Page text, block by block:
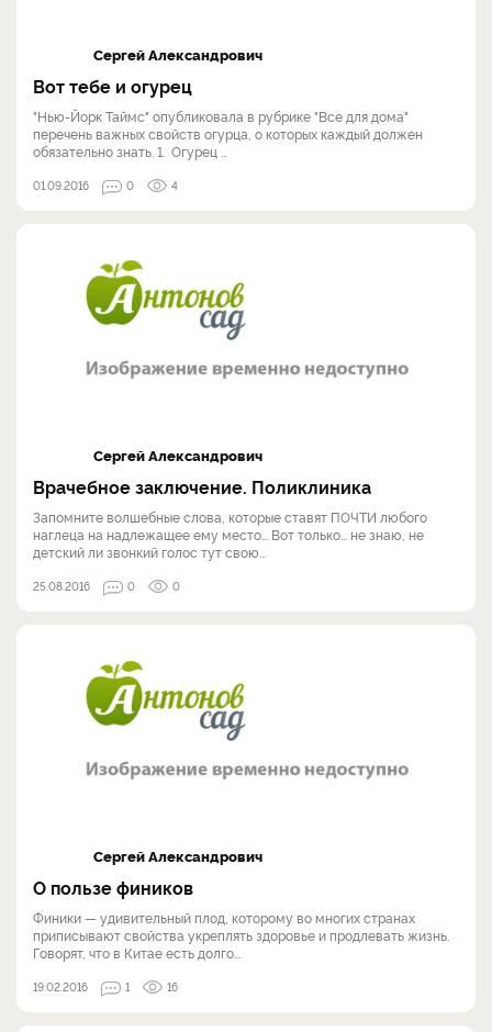
Сергей Александрович
Вот тебе и огурец
"Нью-Йорк Таймс" опубликовала в рубрике "Все для дома"
перечень важных свойств огурца, о которых каждый должен
обязательно знать. 1. Огурец ...
01.09.2016 0 4
Сергей Александрович
Врачебное заключение. Поликлиника
Запомните волшебные слова, которые ставят ПОЧТИ любого
наглеца на надлежащее ему место... Вот только... не знаю, не
детский ли звонкий голос тут свою...
25.08.2016 0 0
Сергей Александрович
О пользе фиников
Финики — удивительный плод, которому во многих странах
приписывают свойства укреплять здоровье и продлевать жизнь.
Говорят, что в Китае есть долго...
19.02.2016 1 16